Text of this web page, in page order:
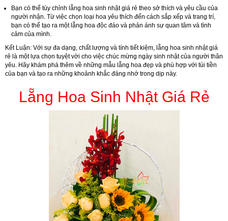
Bạn có thể tùy chỉnh lẵng hoa sinh nhật giá rẻ theo sở thích và yêu cầu của
người nhận. Từ việc chọn loại hoa yêu thích đến cách sắp xếp và trang trí,
bạn có thể tạo ra một lẵng hoa độc đáo và phản ánh sự quan tâm và tình
cảm của mình.
Kết Luận: Với sự đa dạng, chất lượng và tính tiết kiệm, lẵng hoa sinh nhật giá
rẻ là một lựa chọn tuyệt vời cho việc chúc mừng ngày sinh nhật của người thân
yêu. Hãy khám phá thêm về những mẫu lẵng hoa đẹp và phù hợp với túi tiền
của bạn và tạo ra những khoảnh khắc đáng nhớ trong dịp này.
Lẵng Hoa Sinh Nhật Giá Rẻ